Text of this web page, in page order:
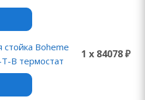
Boheme
B термостат
1 x 84078 ₽